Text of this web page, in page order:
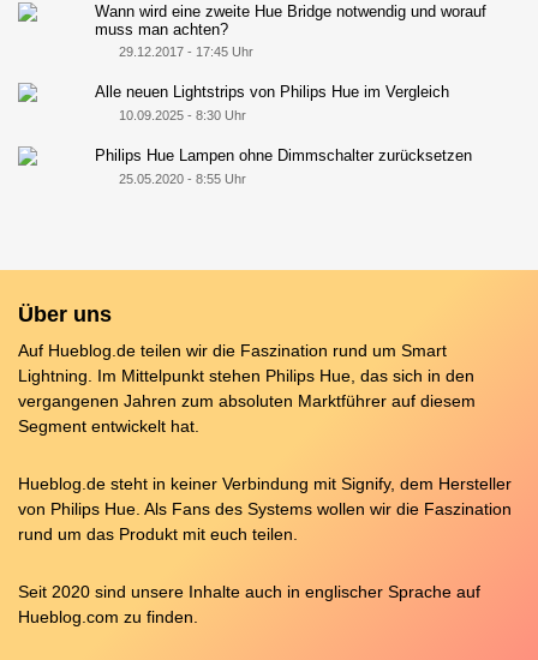
Wann wird eine zweite Hue Bridge notwendig und worauf
muss man achten?
29.12.2017 - 17:45 Uhr
Alle neuen Lightstrips von Philips Hue im Vergleich
10.09.2025 - 8:30 Uhr
Philips Hue Lampen ohne Dimmschalter zurücksetzen
25.05.2020 - 8:55 Uhr
Über uns
Auf Hueblog.de teilen wir die Faszination rund um Smart
Lightning. Im Mittelpunkt stehen Philips Hue, das sich in den
vergangenen Jahren zum absoluten Marktführer auf diesem
Segment entwickelt hat.
Hueblog.de steht in keiner Verbindung mit Signify, dem Hersteller
von Philips Hue. Als Fans des Systems wollen wir die Faszination
rund um das Produkt mit euch teilen.
Seit 2020 sind unsere Inhalte auch in englischer Sprache auf
Hueblog.com zu finden.